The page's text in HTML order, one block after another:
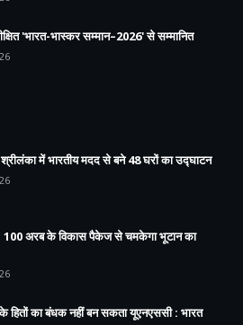
'भारत-भास्कर सम्मान–2026' से सम्मानित
में भारतीय मदद से बने 48 घरों का उद्घाटन
100 अरब के विकास पैकेज से चमकेगा भूटान का
हितों का बंधक नहीं बन सकता यूएनएससी : भारत